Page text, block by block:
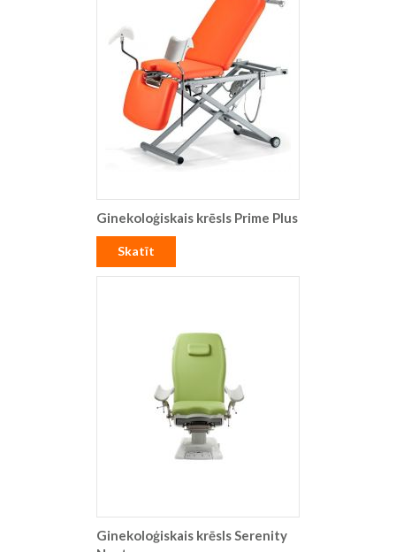
Ginekoloģiskais krēsls Prime Plus
Skatīt
Ginekoloģiskais krēsls Serenity